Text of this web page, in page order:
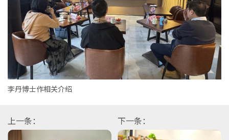
李丹博士作相关介绍
上一条： 下一条：